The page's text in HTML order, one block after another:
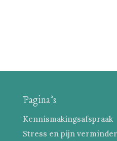
Pagina’s
Kennismakingsafspraak
Stress en pijn